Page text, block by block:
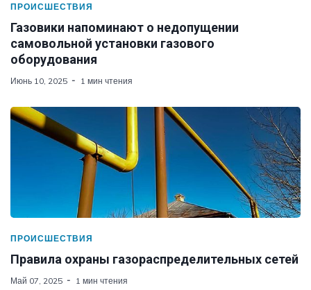
ПРОИСШЕСТВИЯ
Газовики напоминают о недопущении
самовольной установки газового
оборудования
Июнь 10, 2025 1 мин чтения
ПРОИСШЕСТВИЯ
Правила охраны газораспределительных сетей
Май 07, 2025 1 мин чтения